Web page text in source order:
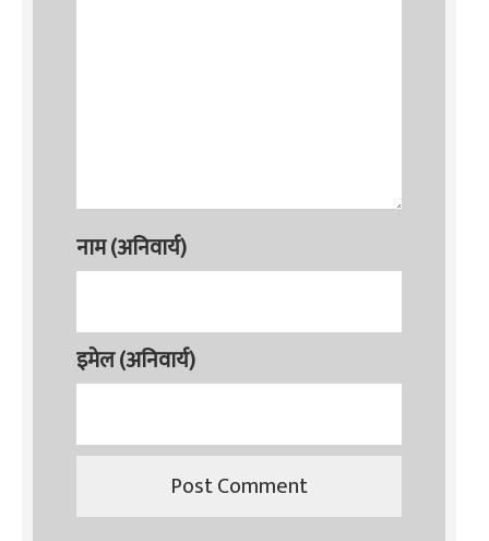
नाम (अनिवार्य)
इमेल (अनिवार्य)